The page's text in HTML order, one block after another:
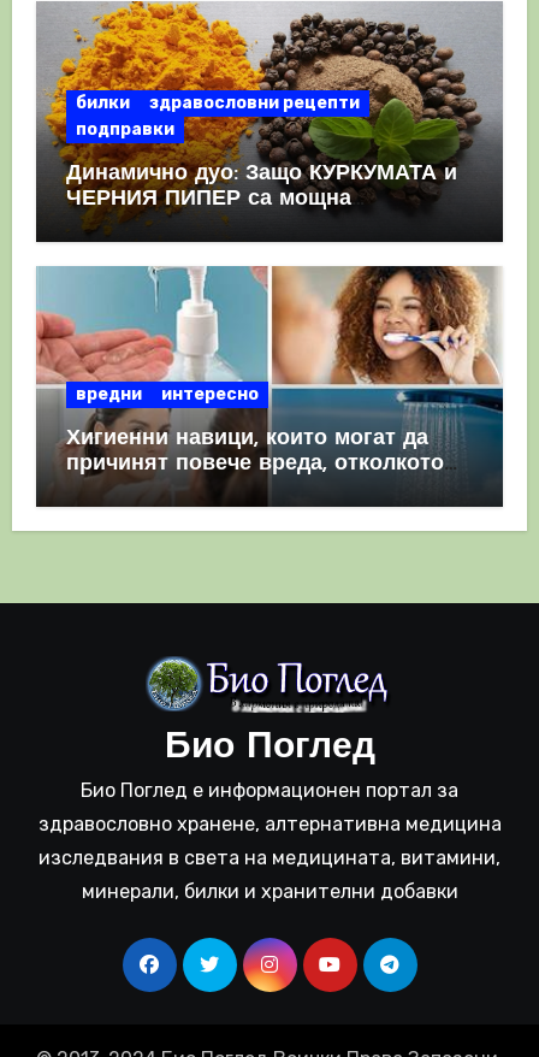
билки
здравословни рецепти
подправки
Динамично дуо: Защо КУРКУМАТА и
ЧЕРНИЯ ПИПЕР са мощна
комбинация
вредни интересно
Хигиенни навици, които могат да
причинят повече вреда, отколкото
полза
Био Поглед
Био Поглед е информационен портал за
здравословно хранене, алтернативна медицина
изследвания в света на медицината, витамини,
минерали, билки и хранителни добавки